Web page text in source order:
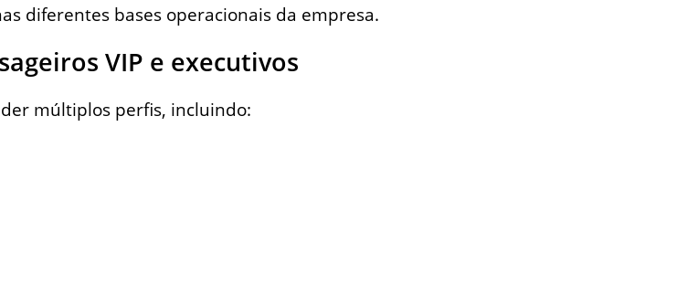
diferentes bases operacionais da empresa.
VIP e executivos
múltiplos perfis, incluindo: